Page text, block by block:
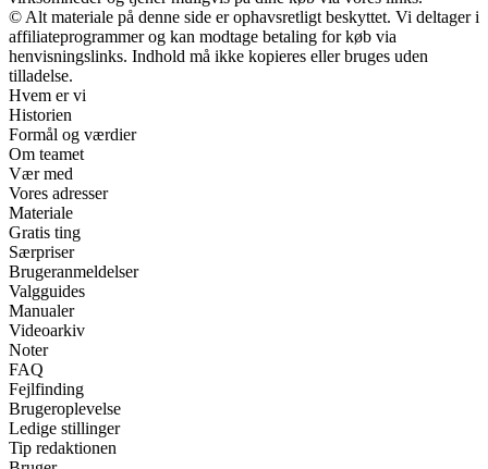
© Alt materiale på denne side er ophavsretligt beskyttet. Vi deltager i
affiliateprogrammer og kan modtage betaling for køb via
henvisningslinks. Indhold må ikke kopieres eller bruges uden
tilladelse.
Hvem er vi
Historien
Formål og værdier
Om teamet
Vær med
Vores adresser
Materiale
Gratis ting
Særpriser
Brugeranmeldelser
Valgguides
Manualer
Videoarkiv
Noter
FAQ
Fejlfinding
Brugeroplevelse
Ledige stillinger
Tip redaktionen